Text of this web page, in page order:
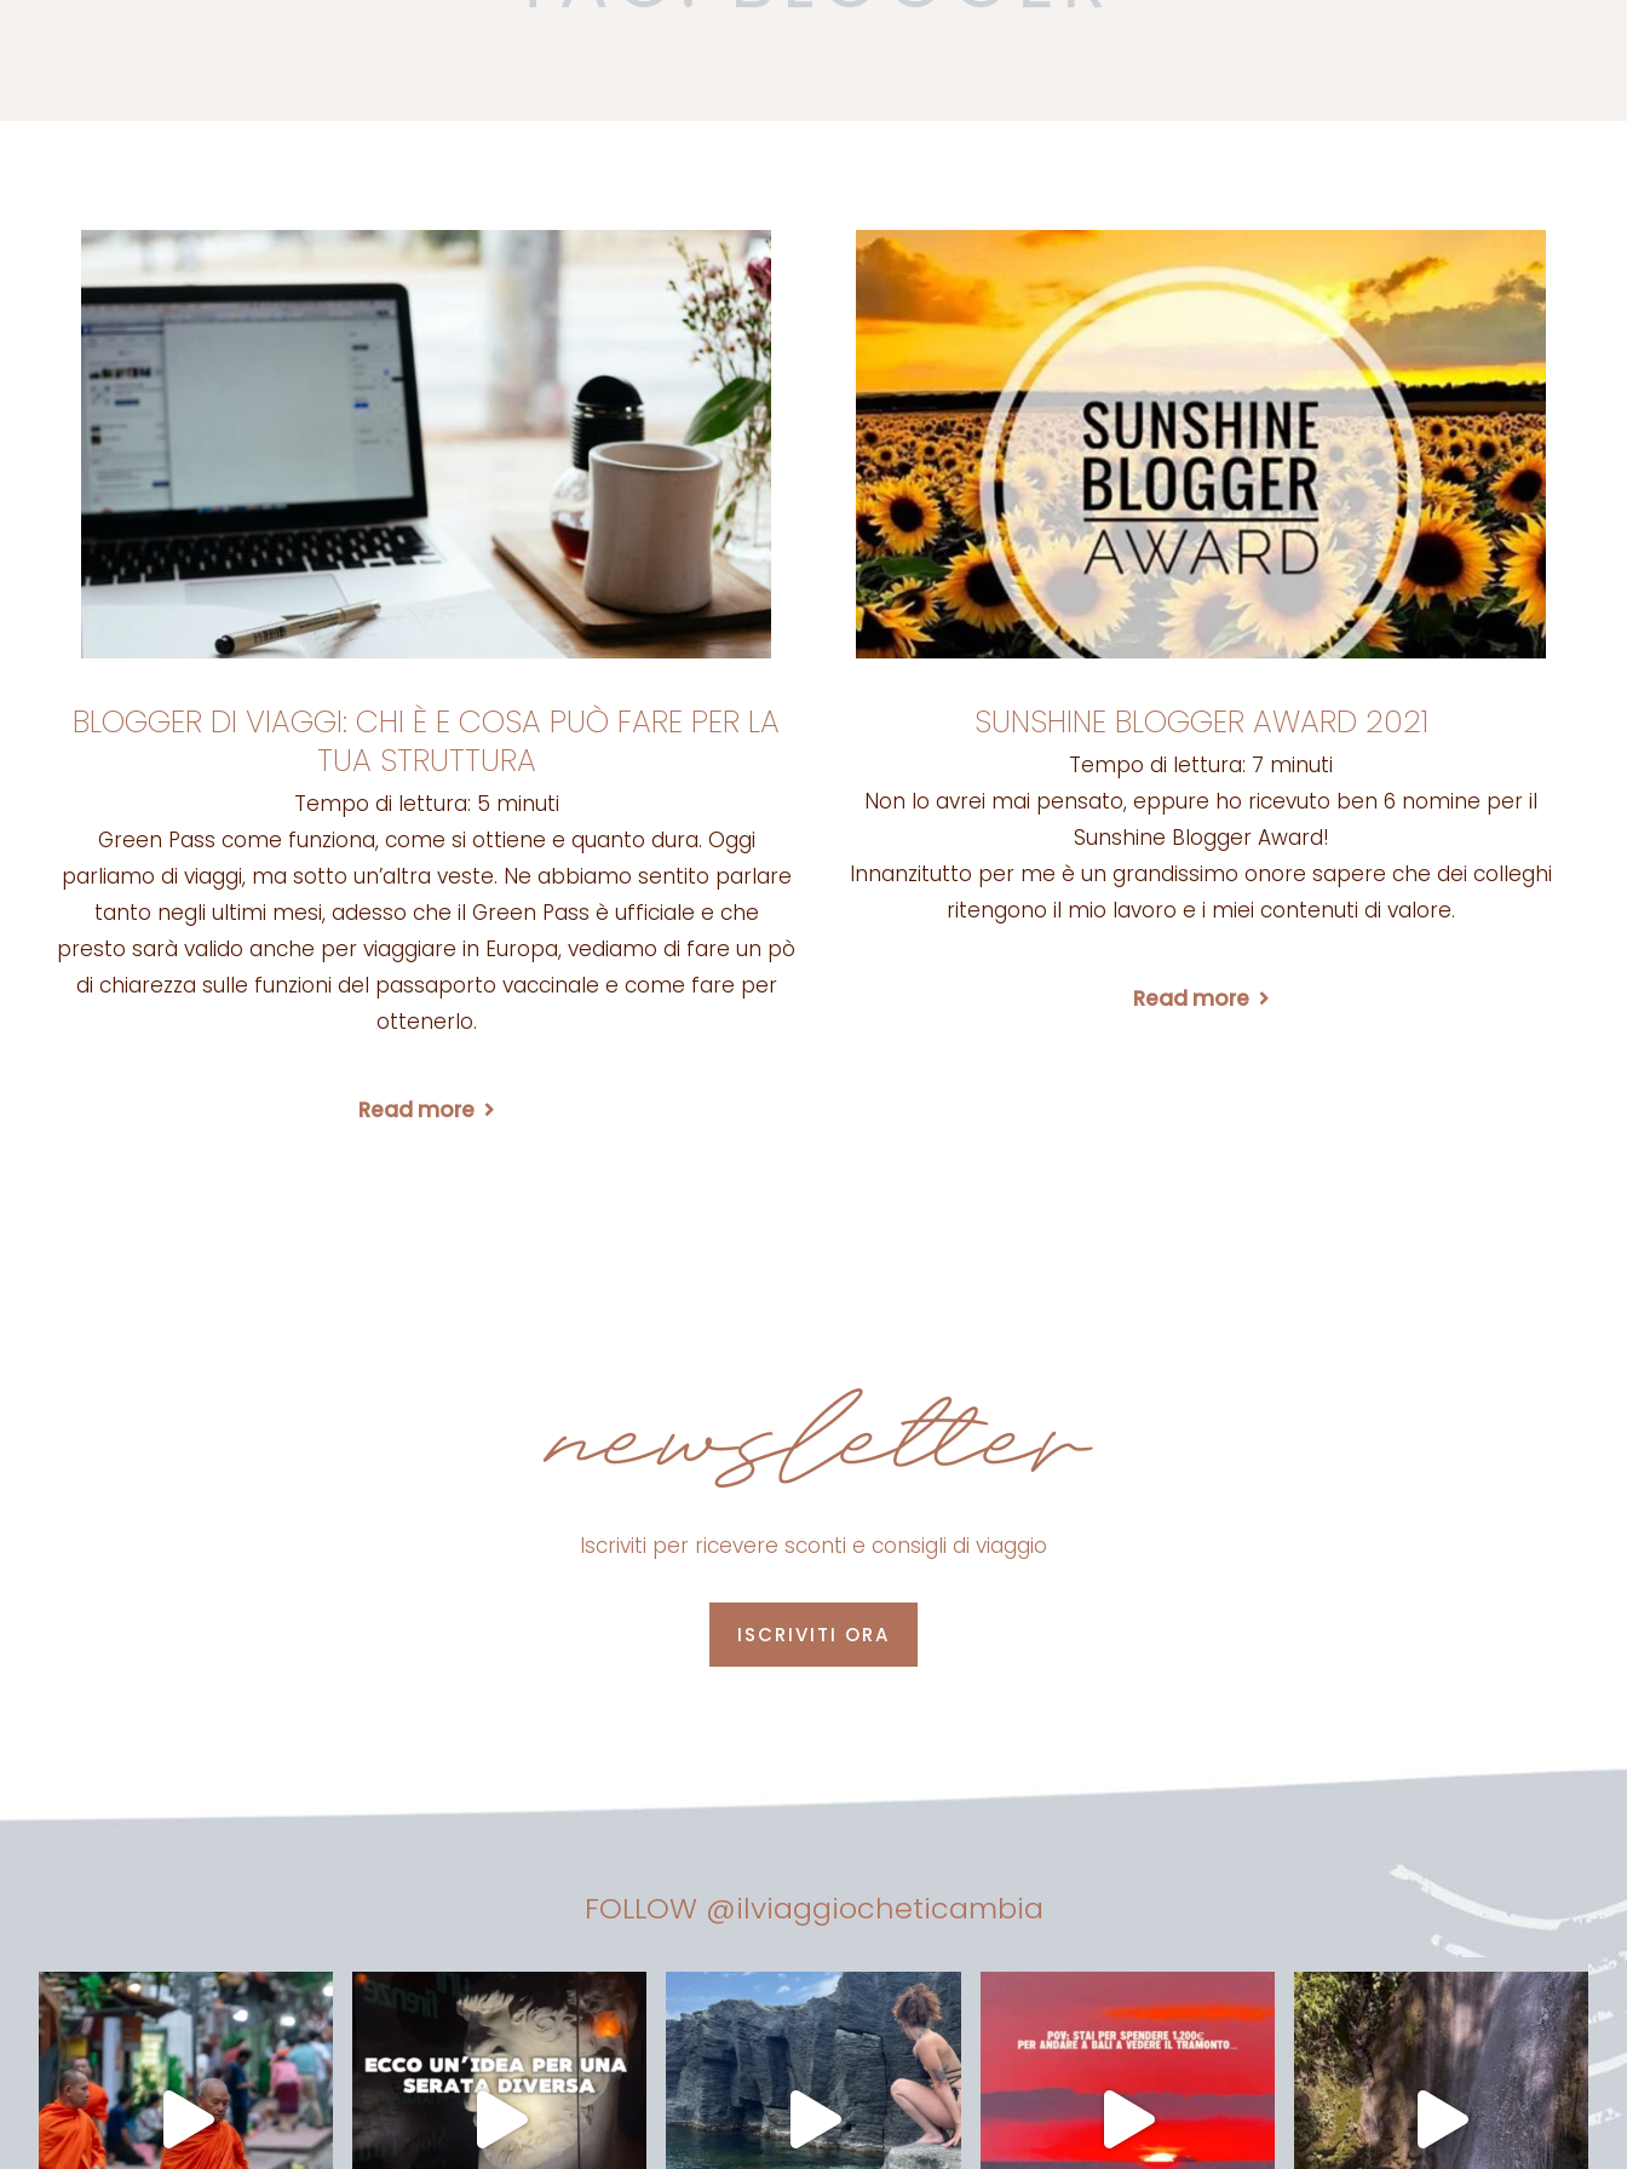
BLOGGER DI VIAGGI: CHI È E COSA PUÒ FARE PER LA
TUA STRUTTURA
Tempo di lettura: 5 minuti
Green Pass come funziona, come si ottiene e quanto dura. Oggi
parliamo di viaggi, ma sotto un’altra veste. Ne abbiamo sentito parlare
tanto negli ultimi mesi, adesso che il Green Pass è ufficiale e che
presto sarà valido anche per viaggiare in Europa, vediamo di fare un pò
di chiarezza sulle funzioni del passaporto vaccinale e come fare per
ottenerlo.
Read more
SUNSHINE BLOGGER AWARD 2021
Tempo di lettura: 7 minuti
Non lo avrei mai pensato, eppure ho ricevuto ben 6 nomine per il
Sunshine Blogger Award!
Innanzitutto per me è un grandissimo onore sapere che dei colleghi
ritengono il mio lavoro e i miei contenuti di valore.
Read more
newsletter
Iscriviti per ricevere sconti e consigli di viaggio
ISCRIVITI ORA
FOLLOW @ilviaggiocheticambia